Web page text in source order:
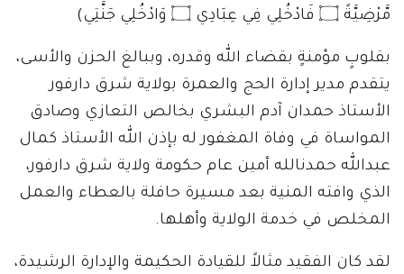
مَّرْضِيَّةً ۝ فَادْخُلِي فِي عِبَادِي ۝ وَادْخُلِي جَنَّتِي)
بقلوبٍ مؤمنةٍ بقضاء الله وقدره، وببالغ الحزن والأسى،
يتقدم مدير إدارة الحج والعمرة بولاية شرق دارفور
الأستاذ حمدان آدم البشري بخالص التعازي وصادق
المواساة في وفاة المغفور له بإذن الله الأستاذ كمال
عبدالله حمدنالله أمين عام حكومة ولاية شرق دارفور،
الذي وافته المنية بعد مسيرة حافلة بالعطاء والعمل
المخلص في خدمة الولاية وأهلها.
لقد كان الفقيد مثالاً للقيادة الحكيمة والإدارة الرشيدة،